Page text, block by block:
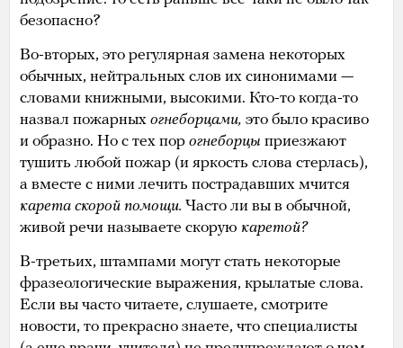
безопасно?
Во-вторых, это регулярная замена некоторых
обычных, нейтральных слов их синонимами —
словами книжными, высокими. Кто-то когда-то
назвал пожарных огнеборцами, это было красиво
и образно. Но с тех пор огнеборцы приезжают
тушить любой пожар (и яркость слова стерлась),
а вместе с ними лечить пострадавших мчится
карета скорой помощи. Часто ли вы в обычной,
живой речи называете скорую каретой?
В-третьих, штампами могут стать некоторые
фразеологические выражения, крылатые слова.
Если вы часто читаете, слушаете, смотрите
новости, то прекрасно знаете, что специалисты